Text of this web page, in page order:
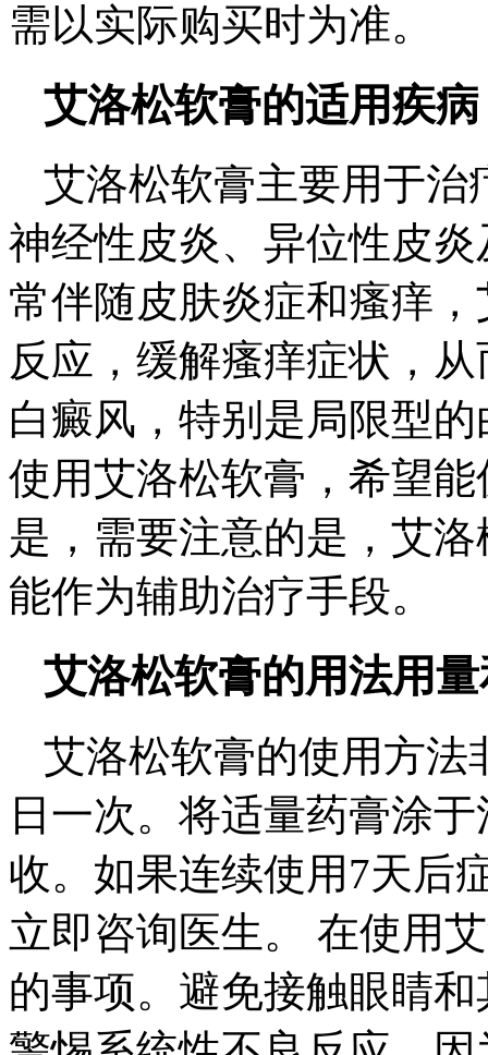
需以实际购买时为准。
艾洛松软膏的适用疾病
艾洛松软膏主要用于治
神经性皮炎、异位性皮
常伴随皮肤炎症和瘙痒
反应，缓解瘙痒症状，
白癜风，特别是局限型
使用艾洛松软膏，希望
是，需要注意的是，艾
能作为辅助治疗手段。
艾洛松软膏的用法用
艾洛松软膏的使用方法
日一次。将适量药膏涂
收。如果连续使用7天后
立即咨询医生。 在使用
的事项。避免接触眼睛